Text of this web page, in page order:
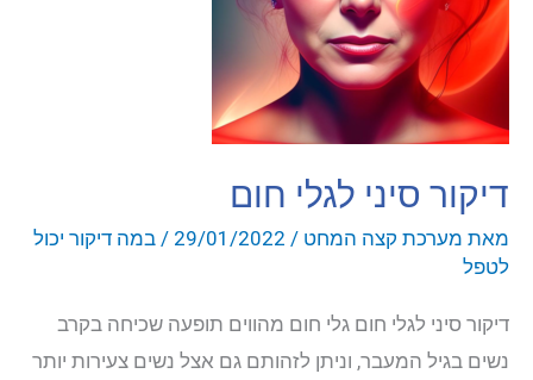
דיקור סיני לגלי חום
מאת מערכת קצה המחט /
29/01/2022
/ במה דיקור יכול
לטפל
דיקור סיני לגלי חום גלי חום מהווים תופעה שכיחה בקרב
נשים בגיל המעבר, וניתן לזהותם גם אצל נשים צעירות יותר